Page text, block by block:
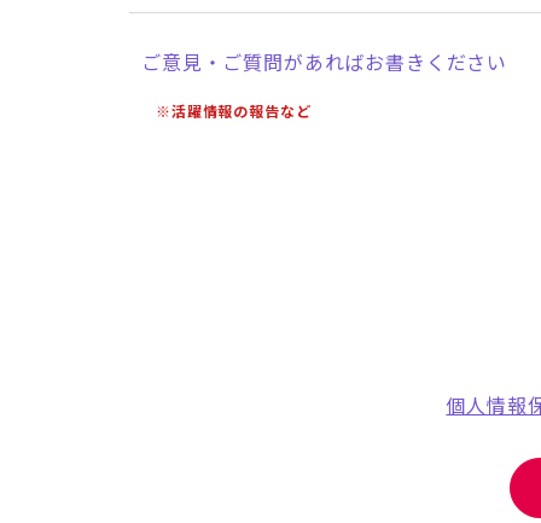
ご意見・ご質問があればお書きください
※活躍情報の報告など
個人情報